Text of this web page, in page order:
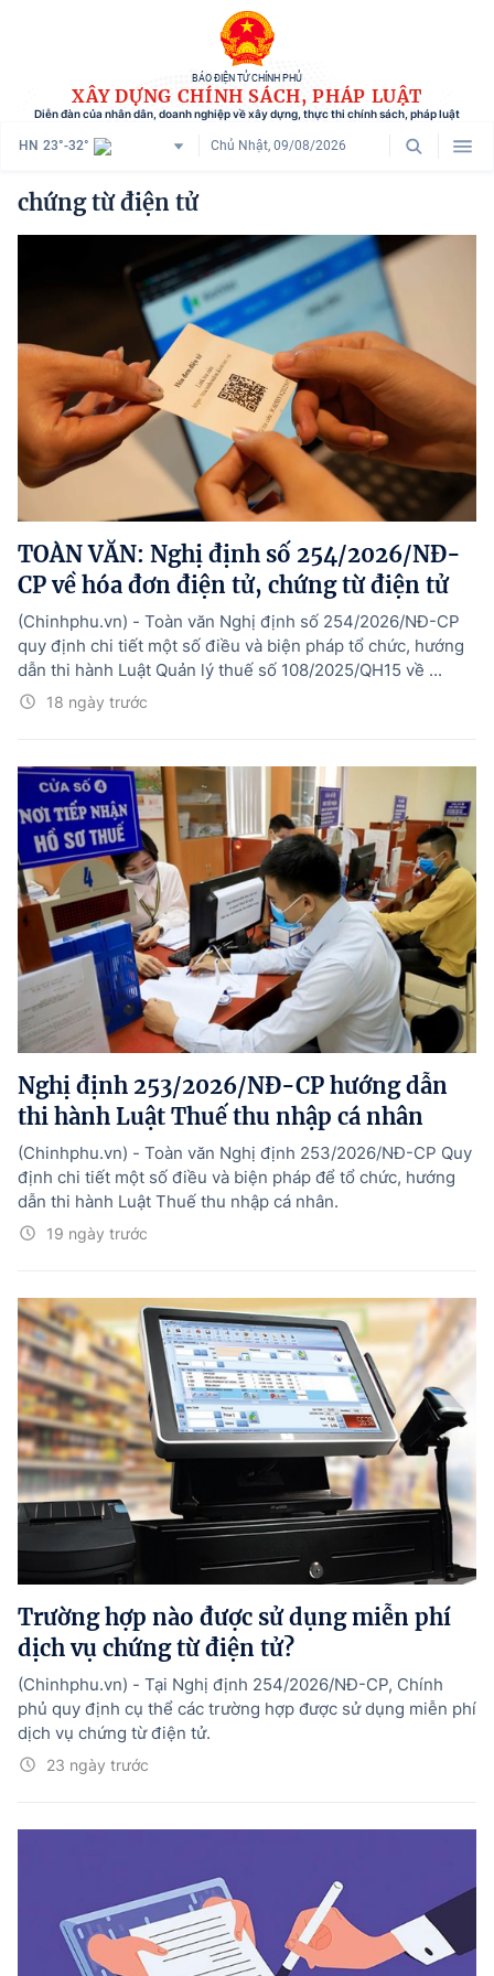
BÁO ĐIỆN TỬ CHÍNH PHỦ
XÂY DỰNG CHÍNH SÁCH, PHÁP LUẬT
Diễn đàn của nhân dân, doanh nghiệp về xây dựng, thực thi chính sách, pháp luật
HN 23°-32° Chủ Nhật, 09/08/2026
Danh mục
Trang chủ
Chính sách mới
Tham vấn chính sách
Người dân góp ý
Doanh nghiệp hiến kế
Chính sách và cuộc sống
Hướng dẫn thực hiện chính sách
Phát triển kinh tế tư nhân và doanh nghiệp dân tộc
Ocop và chuỗi giá trị Nông sản
Kinh tế tư nhân
Video
Photo
© BÁO ĐIỆN TỬ CHÍNH PHỦ
Tổng Giám đốc:Nguyễn Hồng Sâm
Trụ sở: 16 Lê Hồng Phong - Ba Đình - Hà Nội.
Email: thongtinchinhphu@chinhphu.vn.
Bản quyền thuộc Báo Điện tử Chính phủ - Cổng Thông tin điện tử Chính
Ghi rõ nguồn "Báo Điện tử Chính phủ", "Cổng Thông tin điện tử Chính phủ",
chứng từ điện tử
TOÀN VĂN: Nghị định số 254/2026/NĐ-
CP về hóa đơn điện tử, chứng từ điện tử
18 ngày trước
(Chinhphu.vn) - Toàn văn Nghị định số 254/2026/NĐ-CP
quy định chi tiết một số điều và biện pháp tổ chức, hướng
dẫn thi hành Luật Quản lý thuế số 108/2025/QH15 về ...
Nghị định 253/2026/NĐ-CP hướng dẫn
thi hành Luật Thuế thu nhập cá nhân
19 ngày trước
(Chinhphu.vn) - Toàn văn Nghị định 253/2026/NĐ-CP Quy
định chi tiết một số điều và biện pháp để tổ chức, hướng
dẫn thi hành Luật Thuế thu nhập cá nhân.
Trường hợp nào được sử dụng miễn phí
dịch vụ chứng từ điện tử?
23 ngày trước
(Chinhphu.vn) - Tại Nghị định 254/2026/NĐ-CP, Chính
phủ quy định cụ thể các trường hợp được sử dụng miễn phí
dịch vụ chứng từ điện tử.